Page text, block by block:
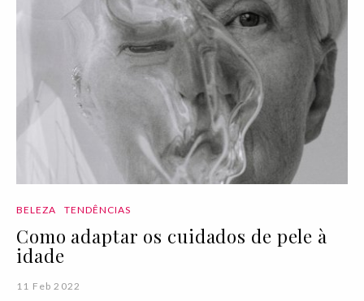
BELEZA TENDÊNCIAS
Como adaptar os cuidados de pele à
idade
11 Feb 2022